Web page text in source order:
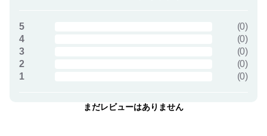
5 (0)
4
(0)
3
(0)
2
(0)
1
(0)
まだレビューはありません